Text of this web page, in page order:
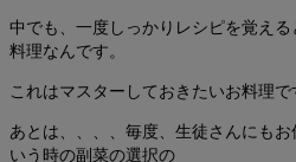
中でも、一度しっかりレシピを覚え
料理なんです。
これはマスターしておきたいお料理で
あとは、、、、毎度、生徒さんにも
いう時の副菜の選択の